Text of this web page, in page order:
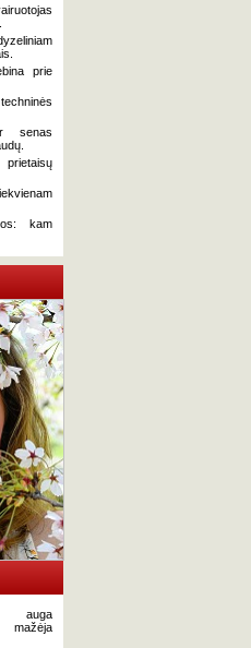
prie
senas
kam
auga